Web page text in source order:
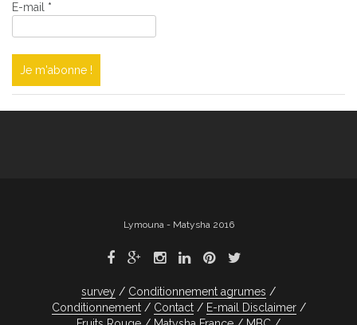
E-mail *
Lymouna - Matysha 2016
survey
Conditionnement agrumes
Conditionnement
Contact
E-mail Disclaimer